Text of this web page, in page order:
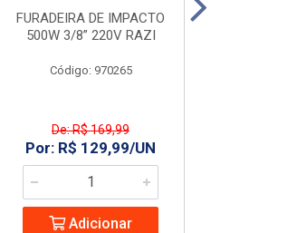
FURADEIRA DE IMPACTO
500W 3/8” 220V RAZI
Código: 970265
De: R$ 169,99
Por: R$ 129,99/UN
Adicionar